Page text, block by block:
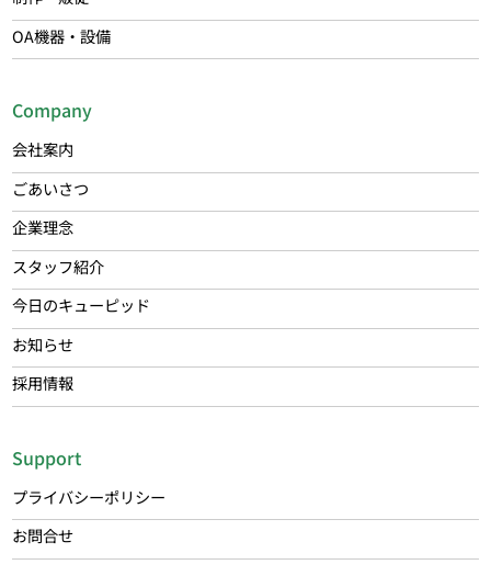
OA機器・設備
Company
会社案内
ごあいさつ
企業理念
スタッフ紹介
今日のキューピッド
お知らせ
採用情報
Support
プライバシーポリシー
お問合せ